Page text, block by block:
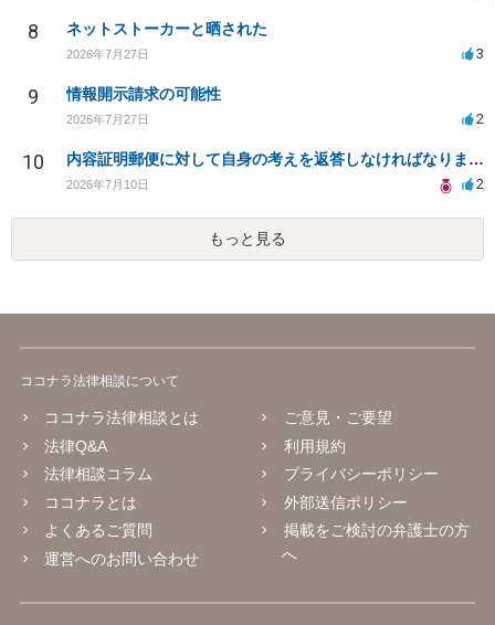
8 ネットストーカーと晒された
2026年7月27日 3
9 情報開示請求の可能性
2026年7月27日 2
10 内容証明郵便に対して自身の考えを返答しなければなりませんか？
2026年7月10日 2
もっと見る
ココナラ法律相談について
ココナラ法律相談とは
法律Q&A
法律相談コラム
ココナラとは
よくあるご質問
運営へのお問い合わせ
ご意見・ご要望
利用規約
プライバシーポリシー
外部送信ポリシー
掲載をご検討の弁護士の方
へ